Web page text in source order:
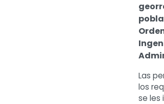
Las
los
se les